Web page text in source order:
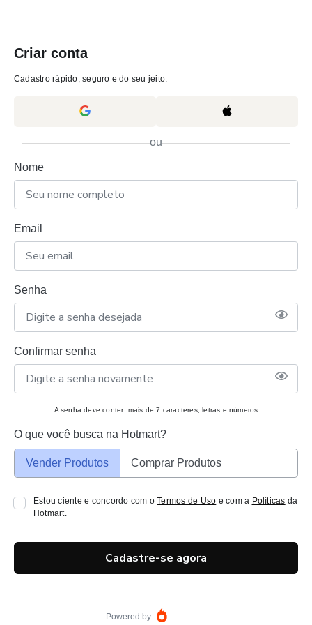
Criar conta
Cadastro rápido, seguro e do seu jeito.
ou
Nome
Email
Senha
Confirmar senha
A senha deve conter: mais de 7 caracteres, letras e números
O que você busca na Hotmart?
Vender Produtos Comprar Produtos
Estou ciente e concordo com oTermos de Uso e com a Políticas da
Hotmart.
Cadastre-se agora
Powered by